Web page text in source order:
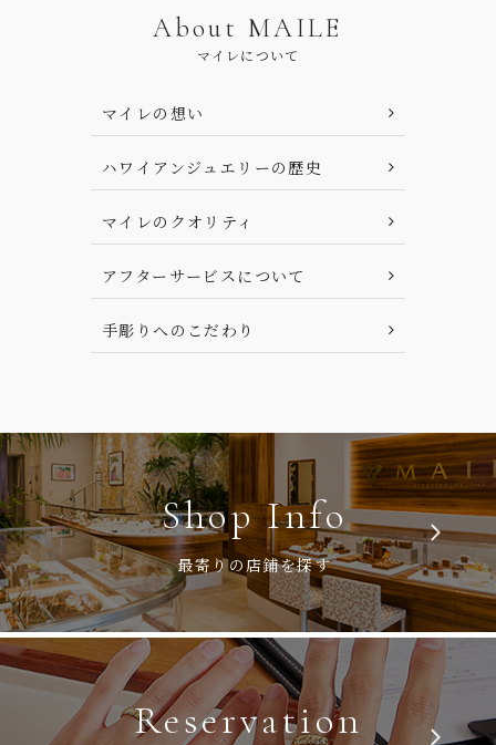
About MAILE
マイレについて
マイレの想い
ハワイアンジュエリーの歴史
マイレのクオリティ
アフターサービスについて
手彫りへのこだわり
ß Shop Info
最寄りの店鋪を探す
Reservation